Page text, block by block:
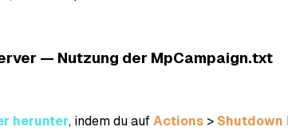
— Nutzung der MpCampaign.txt
herunter, indem du aufActions > Shutdown